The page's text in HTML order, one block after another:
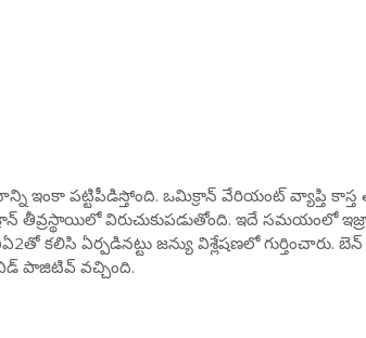
ఇంకా పట్టిపీడిస్తోంది. ఒమిక్రాన్ వేరియంట్ వ్యాప్తి కాస్త
తీవ్రస్థాయిలో విరుచుకుపడుతోంది. ఇదే సమయంలో
కలిసి ఏర్పడినట్టు జన్యు విశ్లేషణలో
పాజిటివ్ వచ్చింది.